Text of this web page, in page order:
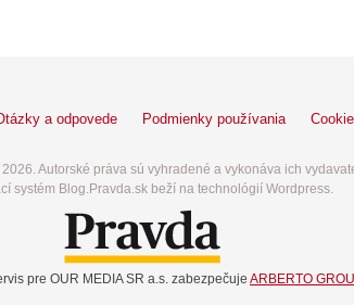
a odpovede Podmienky používania
Autorské práva sú vyhradené a vykonáva ich
systém Blog.Pravda.sk beží na technológií Wordpress.
pre OUR MEDIA SR a.s. zabezpečuje ARBERTO